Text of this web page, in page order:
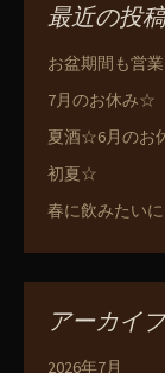
最近の投稿
お盆期間も営
7月のお休み☆
夏酒☆6月のお
初夏☆
春に飲みたい
アーカイブ
2026年7月